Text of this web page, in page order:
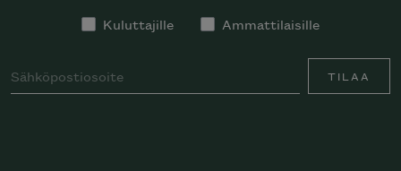
Kuluttajille Ammattilaisille
TILAA